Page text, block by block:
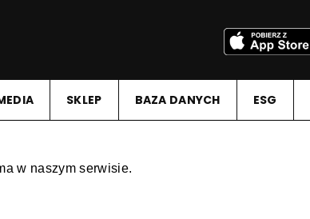
SKLEP BAZA DANYCH ESG
w naszym serwisie.